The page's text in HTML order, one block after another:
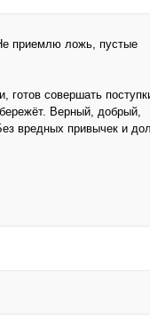
приемлю ложь, пустые
готов совершать
Верный, добрый,
вредных привычек и